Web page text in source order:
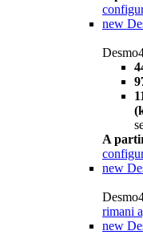
new
A
new
rimani
new